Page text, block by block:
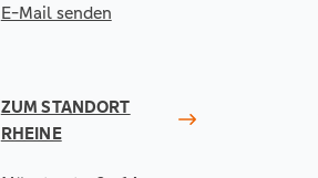
E-Mail senden
ZUM STANDORT
RHEINE